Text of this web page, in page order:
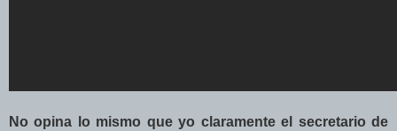
No opina lo mismo que yo claramente el secretario de